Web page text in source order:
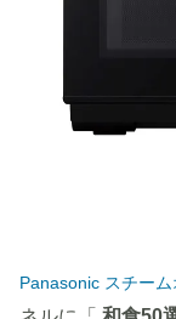
Panasonic スチー